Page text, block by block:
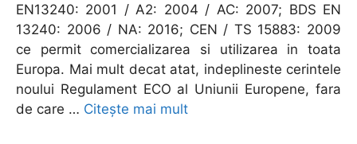
EN13240: 2001 / A2: 2004 / AC: 2007; BDS EN
13240: 2006 / NA: 2016; CEN / TS 15883: 2009
ce permit comercializarea si utilizarea in toata
Europa. Mai mult decat atat, indeplineste cerintele
noului Regulament ECO al Uniunii Europene, fara
de care … Citește mai mult